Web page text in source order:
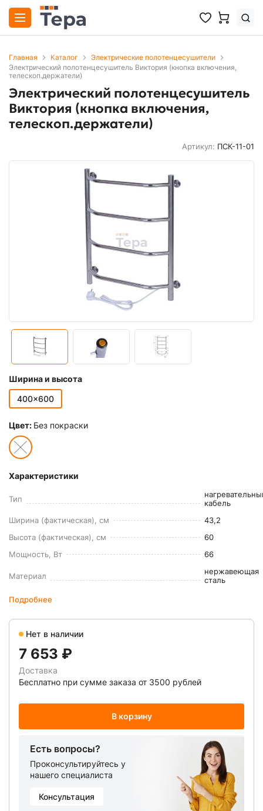
Главная Каталог
Электрические полотенцесушители
Электрический полотенцесушитель Виктория (кнопка включения,
телескоп.держатели)
Электрический полотенцесушитель
Виктория (кнопка включения,
телескоп.держатели)
Артикул: ПСК-11-01
Ширина и высота
400x600
Цвет: Без покраски
Характеристики
Тип
кабель
Ширина (фактическая), см
43,2
Высота (фактическая), см
60
Мощность, Вт
66
Материал
нержавеющая
сталь
Подробнее
Нет в наличии
7 653 ₽
Доставка
Бесплатно при сумме заказа от 3500 рублей
В корзину
Есть вопросы?
Проконсультируйтесь у
нашего специалиста
Консультация